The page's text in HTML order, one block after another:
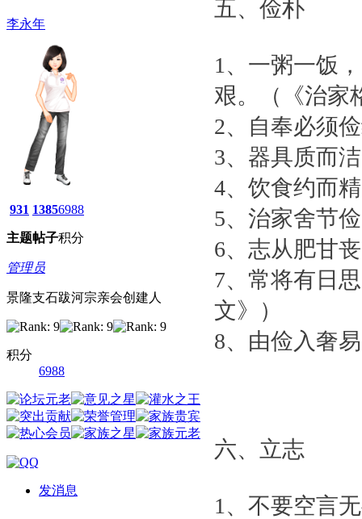
李永年
931
主题
1385
帖子
6988
积分
管理员
景隆支石跋河宗亲会创建人
积分
6988
发消息
五、俭朴
1、一粥一饭
艰。（《治家
2、自奉必须
3、器具质而
4、饮食约而
5、治家舍节
6、志从肥甘
7、常将有日
文》）
8、由俭入奢
六、立志
1、不要空言